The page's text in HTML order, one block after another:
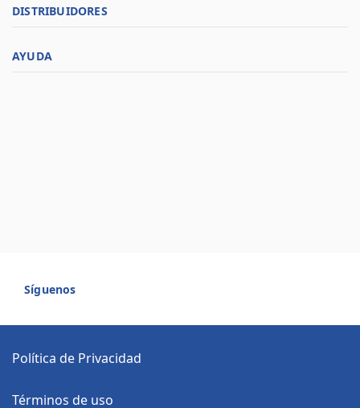
DISTRIBUIDORES
AYUDA
Síguenos
Política de Privacidad
Términos de uso